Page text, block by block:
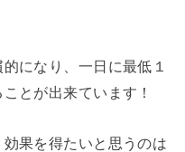
になり、一日に最低１
とが出来ています！
果を得たいと思うのは